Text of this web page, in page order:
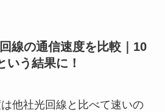
線の通信速度を比較｜10
いう結果に！
他社光回線と比べて速いの